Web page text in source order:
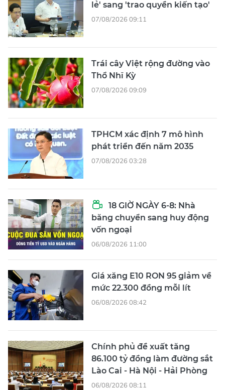
lẻ' sang 'trao quyền kiến tạo'
07/08/2026 09:11
Trái cây Việt rộng đường vào
Thổ Nhĩ Kỳ
07/08/2026 09:09
TPHCM xác định 7 mô hình
phát triển đến năm 2035
07/08/2026 03:28
18 GIỜ NGÀY 6-8: Nhà
băng chuyển sang huy động
vốn ngoại
06/08/2026 11:00
Giá xăng E10 RON 95 giảm về
mức 22.300 đồng mỗi lít
06/08/2026 08:42
Chính phủ đề xuất tăng
86.100 tỷ đồng làm đường sắt
Lào Cai - Hà Nội - Hải Phòng
06/08/2026 08:11